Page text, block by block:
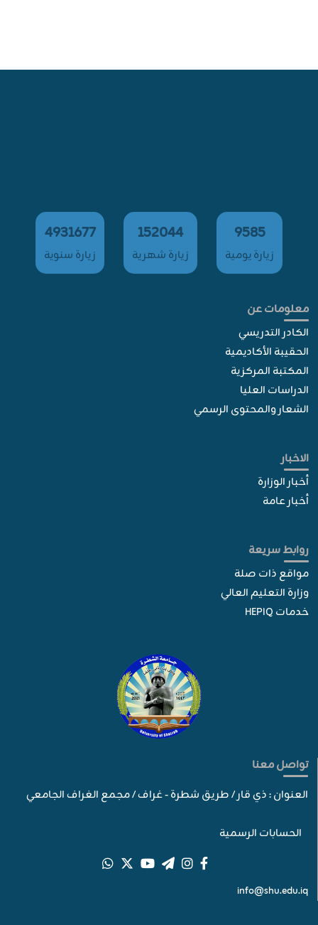
9585
زيارة يومية
152044
زيارة شهرية
4931677
زيارة سنوية
معلومات عن
الكادر التدريسي
الحقيبة الأكاديمية
المكتبة المركزية
الدراسات العليا
الشعار والمحتوى الرسمي
الاخبار
أخبار الوزارة
أخبار عامة
روابط سريعة
مواقع ذات صلة
وزارة التعليم العالي
خدمات HEPIQ
تواصل معنا
العنوان : ذي قار / طريق شطرة - غراف / مجمع الغراف الجامعي
الحسابات الرسمية
info@shu.edu.iq